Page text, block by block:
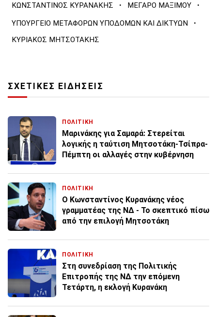
ΚΩΝΣΤΑΝΤΙΝΟΣ ΚΥΡΑΝΑΚΗΣ · ΜΕΓΑΡΟ ΜΑΞΙΜΟΥ ·
ΥΠΟΥΡΓΕΙΟ ΜΕΤΑΦΟΡΩΝ ΥΠΟΔΟΜΩΝ ΚΑΙ ΔΙΚΤΥΩΝ ·
ΚΥΡΙΑΚΟΣ ΜΗΤΣΟΤΑΚΗΣ
ΣΧΕΤΙΚΕΣ ΕΙΔΗΣΕΙΣ
ΠΟΛΙΤΙΚΗ
Μαρινάκης για Σαμαρά: Στερείται
λογικής η ταύτιση Μητσοτάκη-Τσίπρα-
Πέμπτη οι αλλαγές στην κυβέρνηση
ΠΟΛΙΤΙΚΗ
Ο Κωνσταντίνος Κυρανάκης νέος
γραμματέας της ΝΔ - Το σκεπτικό πίσω
από την επιλογή Μητσοτάκη
ΠΟΛΙΤΙΚΗ
Στη συνεδρίαση της Πολιτικής
Επιτροπής της ΝΔ την επόμενη
Τετάρτη, η εκλογή Κυρανάκη